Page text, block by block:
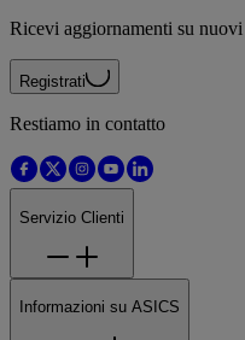
Ricevi aggiornamenti su
Registrati
Restiamo in contatto
Servizio Clienti
Informazioni su ASICS